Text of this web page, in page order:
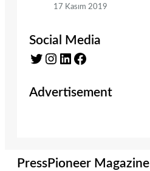
17 Kasım 2019
Social Media
Twitter Instagram LinkedIn Facebook
Advertisement
PressPioneer Magazine